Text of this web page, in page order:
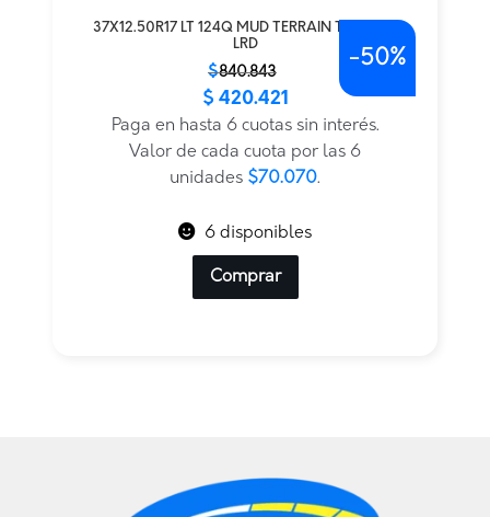
37X12.50R17 LT 124Q MUD TERRAIN T/A KM3
LRD
$840.843
original
actual
$ 420.421
Paga en hasta 6 cuotas sin interés.
Valor de cada cuota por las 6
unidades $70.070.
-50%
6 disponibles
Comprar